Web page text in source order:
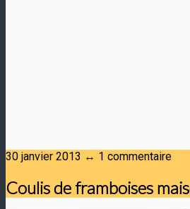
30 janvier 2013 ↔ 1 commentaire
Coulis de framboises